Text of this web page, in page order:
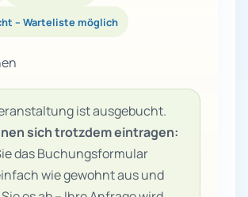
– Warteliste möglich
ist ausgebucht.
sich trotzdem eintragen:
das Buchungsformular
wie gewohnt aus und